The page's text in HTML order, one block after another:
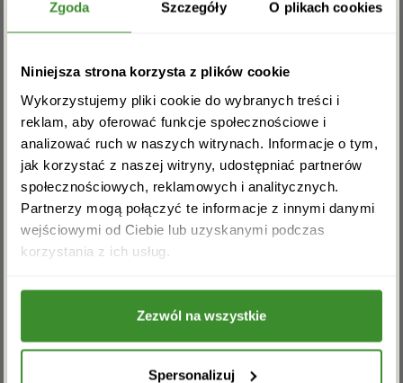
Zgoda Szczegóły O plikach cookies
Niniejsza strona korzysta z plików cookie
Wykorzystujemy pliki cookie do wybranych treści i
reklam, aby oferować funkcje społecznościowe i
analizować ruch w naszych witrynach. Informacje o tym,
jak korzystać z naszej witryny, udostępniać partnerów
społecznościowych, reklamowych i analitycznych.
Partnerzy mogą połączyć te informacje z innymi danymi
wejściowymi od Ciebie lub uzyskanymi podczas
korzystania z ich usług.
Zezwól na wszystkie
Spersonalizuj
a dla szefa lub szefowej Dziadka lub Ojca dołącz
ekskluzywny kosz delikatesowy.
kwiaty, produkty najwyższej jakości oraz szybką i
terminową dostawę. Zaufaj nam i zamów prezent
lubkwiaty z dostawą do Szczytna.
Zamów kwiaty przez Internet z
dostawą do Szczytna
Kwiaciarnia internetowa w Szczytnieto firma
specjalizująca się w doręczaniu kwiatów, życzeń oraz
florystami mamy pewność, że naszekwiaty z
dostawą w Szczytniebędą świeże, piękne i
niepowtarzalne. Ponieważ cenimy sobie nie tylko
Zapisz się do newslettera i zgarnij
rabat na pierwsze zakupy!
Akceptuję regulamin i wyrażam zgodę na
przetwarzanie powyższych danych osobowych
ZAPISZ SIĘ